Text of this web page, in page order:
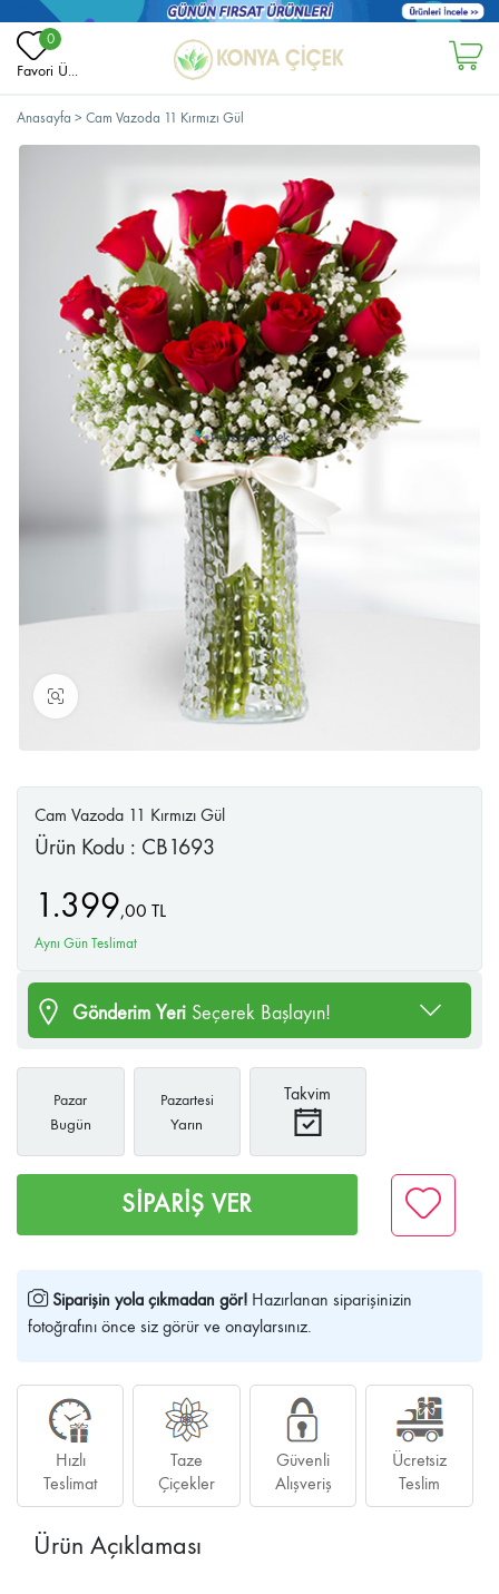
0
Favori Ü...
Anasayfa > Cam Vazoda 11 Kırmızı Gül
Cam Vazoda 11 Kırmızı Gül
Ürün Kodu : CB1693
1.399,00 TL
Aynı Gün Teslimat
Gönderim Yeri Seçerek Başlayın!
Pazar
Bugün
Pazartesi
Yarın
Takvim
SİPARİŞ VER
Siparişin yola çıkmadan gör! Hazırlanan siparişinizin
fotoğrafını önce siz görür ve onaylarsınız.
Hızlı
Teslimat
Taze
Çiçekler
Güvenli
Alışveriş
Ücretsiz
Teslim
Ürün Açıklaması